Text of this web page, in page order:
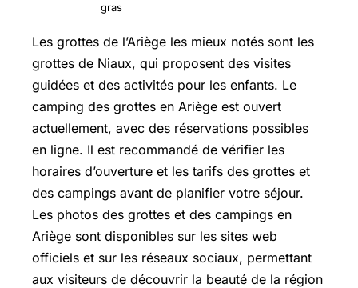
gras
Les grottes de l’Ariège les mieux notés sont les
grottes de Niaux, qui proposent des visites
guidées et des activités pour les enfants. Le
camping des grottes en Ariège est ouvert
actuellement, avec des réservations possibles
en ligne. Il est recommandé de vérifier les
horaires d’ouverture et les tarifs des grottes et
des campings avant de planifier votre séjour.
Les photos des grottes et des campings en
Ariège sont disponibles sur les sites web
officiels et sur les réseaux sociaux, permettant
aux visiteurs de découvrir la beauté de la région